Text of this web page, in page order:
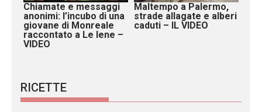
Chiamate e messaggi
anonimi: l’incubo di una
giovane di Monreale
raccontato a Le Iene –
VIDEO
Maltempo a Palermo,
strade allagate e alberi
caduti – IL VIDEO
RICETTE